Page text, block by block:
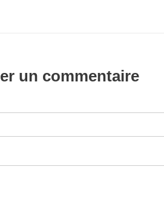
un commentaire